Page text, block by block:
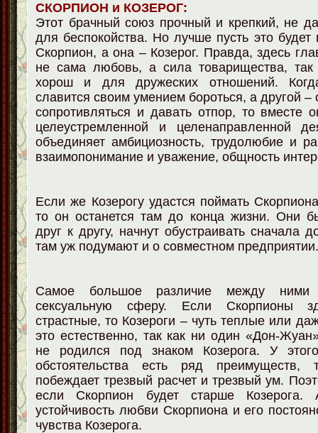
СКОРПИОН и КОЗЕРОГ:
Этот брачный союз прочный и крепкий, не
для беспокойства. Но лучше пусть это будет
Скорпион, а она – Козерог. Правда, здесь
не сама любовь, а сила товарищества, так
хорош и для дружеских отношений.
славится своим умением бороться, а другой –
сопротивляться и давать отпор, то вместе
целеустремленной и целенаправленной
объединяет амбициозность, трудолюбие и
взаимопонимание и уважение, общность
Если же Козерогу удастся поймать
то он останется там до конца жизни. Они
друг к другу, начнут обустраивать сначала
там уж подумают и о совместном предприятии.
Самое большое различие между ними
сексуальную сферу. Если Скорпионы
страстные, то Козероги – чуть теплые или
это естественно, так как ни один «Дон-
не родился под знаком Козерога. У этого
обстоятельства есть ряд преимуществ,
побеждает трезвый расчет и трезвый ум.
если Скорпион будет старше
устойчивость любви Скорпиона и его
чувства Козерога.